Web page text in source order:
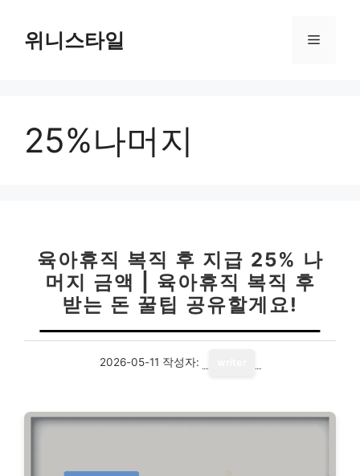
위니스타일 메
25%나머지
육아휴직 복직 후 지급 25% 나
머지 금액 | 육아휴직 복직 후
받는 돈 꿀팁 공유할게요!
2026-05-11 작성자: